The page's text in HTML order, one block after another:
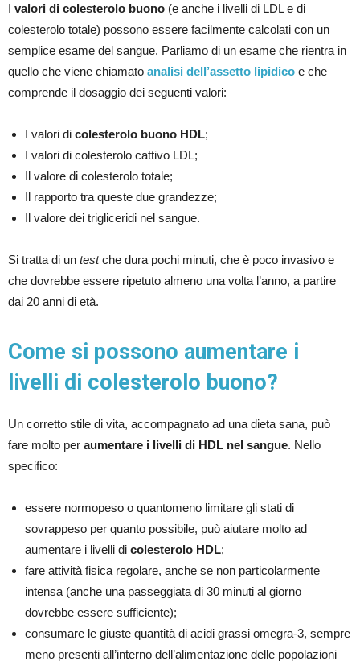
valori di colesterolo buono (e anche i livelli di LDL e di
colesterolo totale) possono essere facilmente calcolati con un
semplice esame del sangue. Parliamo di un esame che rientra in
quello che viene chiamato analisi dell’assetto lipidico e che
comprende il dosaggio dei seguenti valori:
I valori di colesterolo buono HDL;
I valori di colesterolo cattivo LDL;
Il valore di colesterolo totale;
Il rapporto tra queste due grandezze;
Il valore dei trigliceridi nel sangue.
Si tratta di un testche dura pochi minuti, che è poco invasivo e
che dovrebbe essere ripetuto almeno una volta l’anno, a partire
dai 20 anni di età.
Come si possono aumentare i
livelli di colesterolo buono?
Un corretto stile di vita, accompagnato ad una dieta sana, può
fare molto per aumentare i livelli di HDL nel sangue. Nello
specifico:
essere normopeso o quantomeno limitare gli stati di
sovrappeso per quanto possibile, può aiutare molto ad
aumentare i livelli di colesterolo HDL;
fare attività fisica regolare, anche se non particolarmente
intensa (anche una passeggiata di 30 minuti al giorno
dovrebbe essere sufficiente);
consumare le giuste quantità di acidi grassi omegra-3, sempre
meno presenti all’interno dell’alimentazione delle popolazioni